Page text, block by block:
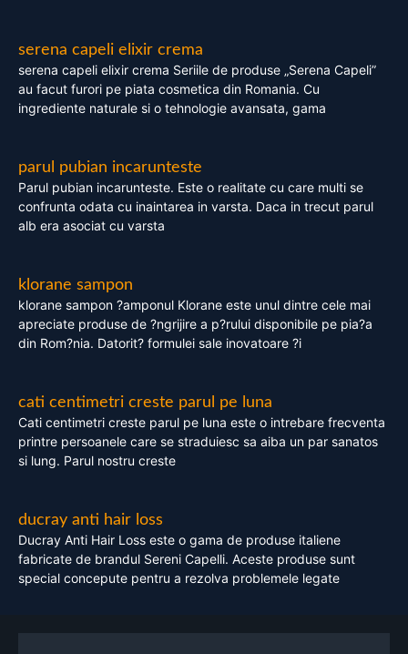
serena capeli elixir crema
serena capeli elixir crema Seriile de produse „Serena Capeli”
au facut furori pe piata cosmetica din Romania. Cu
ingrediente naturale si o tehnologie avansata, gama
parul pubian incarunteste
Parul pubian incarunteste. Este o realitate cu care multi se
confrunta odata cu inaintarea in varsta. Daca in trecut parul
alb era asociat cu varsta
klorane sampon
klorane sampon ?amponul Klorane este unul dintre cele mai
apreciate produse de ?ngrijire a p?rului disponibile pe pia?a
din Rom?nia. Datorit? formulei sale inovatoare ?i
cati centimetri creste parul pe luna
Cati centimetri creste parul pe luna este o intrebare frecventa
printre persoanele care se straduiesc sa aiba un par sanatos
si lung. Parul nostru creste
ducray anti hair loss
Ducray Anti Hair Loss este o gama de produse italiene
fabricate de brandul Sereni Capelli. Aceste produse sunt
special concepute pentru a rezolva problemele legate